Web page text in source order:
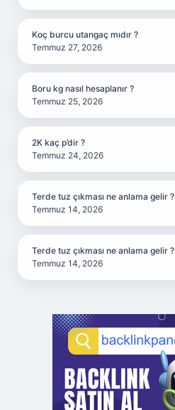
Koç burcu utangaç mıdır ?
Temmuz 27, 2026
Boru kg nasıl hesaplanır ?
Temmuz 25, 2026
2K kaç p’dir ?
Temmuz 24, 2026
Terde tuz çıkması ne anlama gelir ?
Temmuz 14, 2026
Terde tuz çıkması ne anlama gelir ?
Temmuz 14, 2026